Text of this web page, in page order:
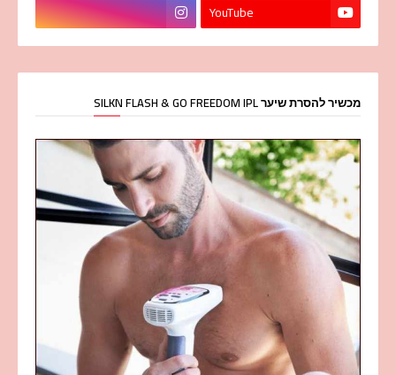
YouTube
מכשיר להסרת שיער SILKN FLASH & GO FREEDOM IPL